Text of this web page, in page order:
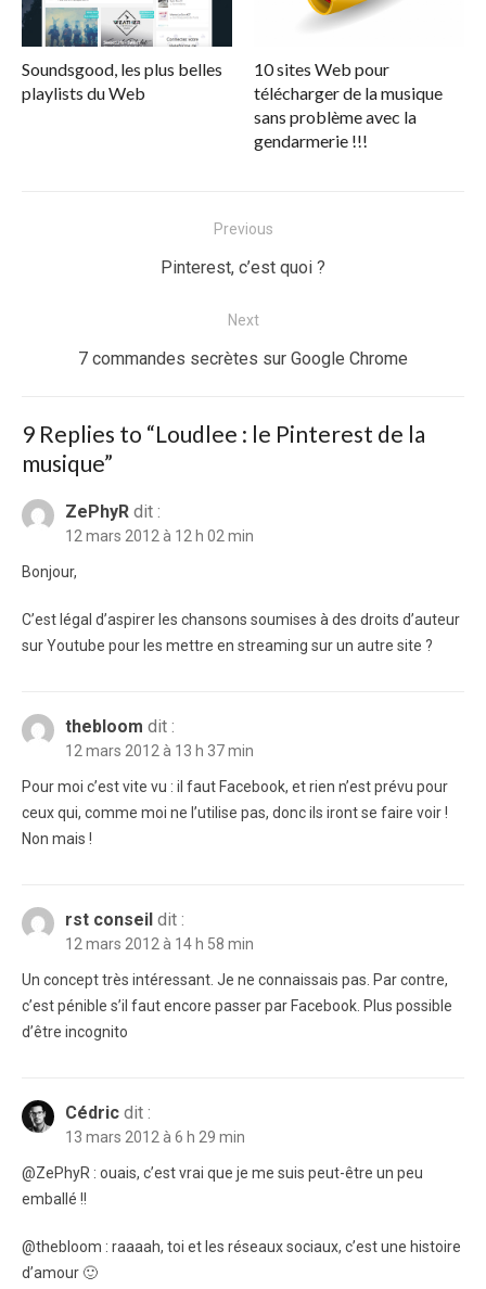
Soundsgood, les plus belles
playlists du Web
10 sites Web pour
télécharger de la musique
sans problème avec la
gendarmerie !!!
Previous
Previous
Pinterest, c’est quoi ?
Next
Next
7 commandes secrètes sur Google Chrome
9 Replies to “Loudlee : le Pinterest de la
musique”
ZePhyR dit :
12 mars 2012 à 12 h 02 min
Bonjour,
C’est légal d’aspirer les chansons soumises à des droits d’auteur
sur Youtube pour les mettre en streaming sur un autre site ?
thebloom dit :
12 mars 2012 à 13 h 37 min
Pour moi c’est vite vu : il faut Facebook, et rien n’est prévu pour
ceux qui, comme moi ne l’utilise pas, donc ils iront se faire voir !
Non mais !
rst conseil dit :
12 mars 2012 à 14 h 58 min
Un concept très intéressant. Je ne connaissais pas. Par contre,
c’est pénible s’il faut encore passer par Facebook. Plus possible
d’être incognito
Cédric dit :
13 mars 2012 à 6 h 29 min
@ZePhyR : ouais, c’est vrai que je me suis peut-être un peu
emballé !!
@thebloom : raaaah, toi et les réseaux sociaux, c’est une histoire
d’amour 🙂